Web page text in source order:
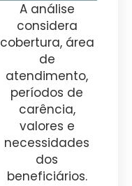
A análise
considera
cobertura, área
de
atendimento,
períodos de
carência,
valores e
necessidades
dos
beneficiários.